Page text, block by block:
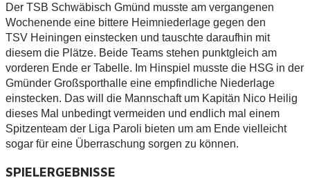
Der TSB Schwäbisch Gmünd musste am vergangenen
Wochenende eine bittere Heimniederlage gegen den
TSV Heiningen einstecken und tauschte daraufhin mit
diesem die Plätze. Beide Teams stehen punktgleich am
vorderen Ende er Tabelle. Im Hinspiel musste die HSG in der
Gmünder Großsporthalle eine empfindliche Niederlage
einstecken. Das will die Mannschaft um Kapitän Nico Heilig
dieses Mal unbedingt vermeiden und endlich mal einem
Spitzenteam der Liga Paroli bieten um am Ende vielleicht
sogar für eine Überraschung sorgen zu können.
SPIELERGEBNISSE